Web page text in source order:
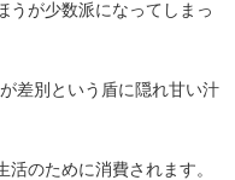
うが少数派になってしまっ
差別という盾に隠れ甘い汁
のために消費されます。